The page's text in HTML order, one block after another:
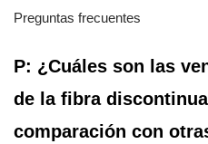
Preguntas frecuentes
P: ¿Cuáles son las
de la fibra
comparación con